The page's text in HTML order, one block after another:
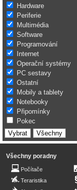
Hardware
Periferie
Multimédia
Software
Programování
Internet
Operační systémy
PC sestavy
Ostatní
Mobily a tablety
Notebooky
Připomínky
Pokec
Všechny poradny
Počítače
Teraristika